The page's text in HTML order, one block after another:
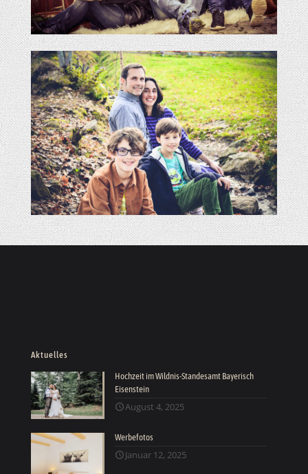
Aktuelles
Hochzeit im Wildnis-Standesamt Bayerisch
Eisenstein
August 4, 2025
Werbefotos
Januar 12, 2025